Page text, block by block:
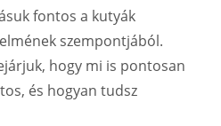
fontos a kutyák
szempontjából.
hogy mi is pontosan
és hogyan tudsz